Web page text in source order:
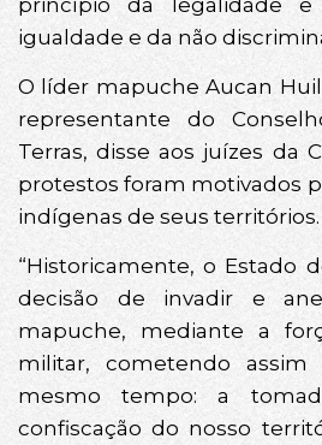
igualdade e da não
O líder mapuche Aucan
representante do
Terras, disse aos juízes da
protestos foram motivados
indígenas de seus territórios.
“Historicamente, o Estado
decisão de invadir e
mapuche, mediante a
militar, cometendo
mesmo tempo: a
confiscação do nosso